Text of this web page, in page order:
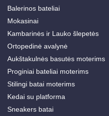
Balerinos bateliai
Mokasinai
Kambarinės ir Lauko šlepetės
Ortopedinė avalynė
Aukštakulnės basutės moterims
Proginiai bateliai moterims
Stilingi batai moterims
Kedai su platforma
Sneakers batai